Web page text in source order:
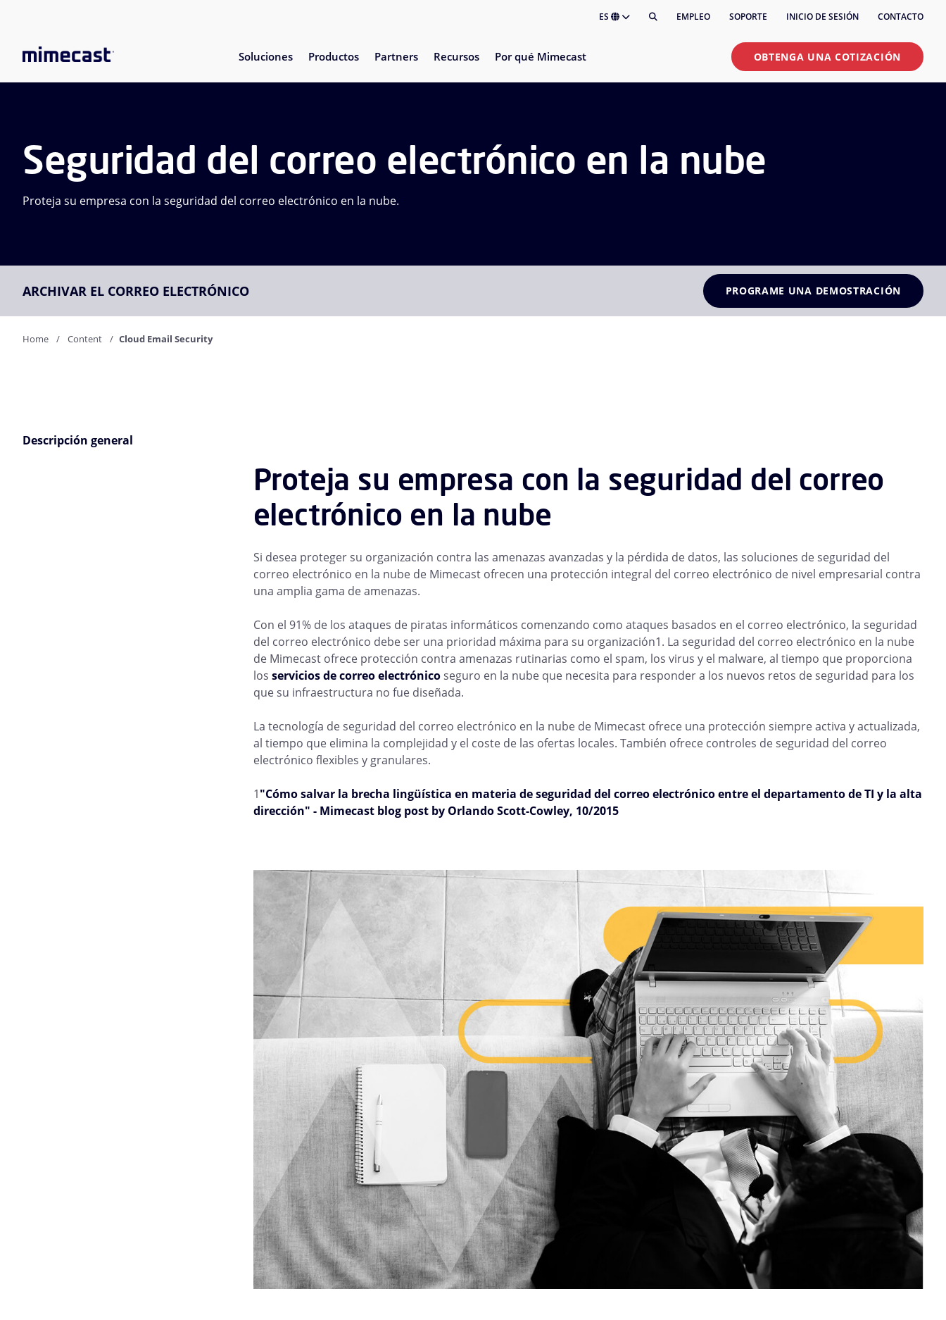
ES EMPLEO SOPORTE INICIO DE SESIÓN CONTACTO
Soluciones Productos Partners Recursos Por qué Mimecast OBTENGA UNA COTIZACIÓN
Seguridad del correo electrónico en la nube
Proteja su empresa con la seguridad del correo electrónico en la nube.
ARCHIVAR EL CORREO ELECTRÓNICO PROGRAME UNA DEMOSTRACIÓN
Home Content Cloud Email Security
Descripción general
Proteja su empresa con la seguridad del correo
electrónico en la nube
Si desea proteger su organización contra las amenazas avanzadas y la pérdida de datos, las soluciones de seguridad del
correo electrónico en la nube de Mimecast ofrecen una protección integral del correo electrónico de nivel empresarial contra
una amplia gama de amenazas.
Con el 91% de los ataques de piratas informáticos comenzando como ataques basados en el correo electrónico, la seguridad
del correo electrónico debe ser una prioridad máxima para su organización1. La seguridad del correo electrónico en la nube
de Mimecast ofrece protección contra amenazas rutinarias como el spam, los virus y el malware, al tiempo que proporciona
los servicios de correo electrónicoseguro en la nube que necesita para responder a los nuevos retos de seguridad para los
que su infraestructura no fue diseñada.
La tecnología de seguridad del correo electrónico en la nube de Mimecast ofrece una protección siempre activa y actualizada,
al tiempo que elimina la complejidad y el coste de las ofertas locales. También ofrece controles de seguridad del correo
electrónico flexibles y granulares.
1"Cómo salvar la brecha lingüística en materia de seguridad del correo electrónico entre el departamento de TI y la alta
dirección" - Mimecast blog post by Orlando Scott-Cowley, 10/2015